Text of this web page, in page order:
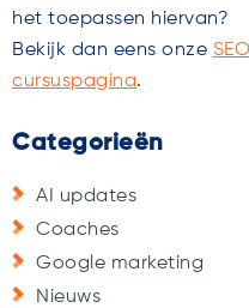
het toepassen hiervan?
Bekijk dan eens onze SEO
cursuspagina.
Categorieën
AI updates
Coaches
Google marketing
Nieuws